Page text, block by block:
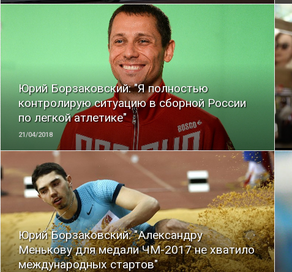
Юрий Борзаковский: "Я полностью
контролирую ситуацию в сборной России
по легкой атлетике"
21/04/2018
ЧИТАТЬ
Юрий Борзаковский: "Александру
Менькову для медали ЧМ-2017 не хватило
международных стартов"
ЧИТАТЬ